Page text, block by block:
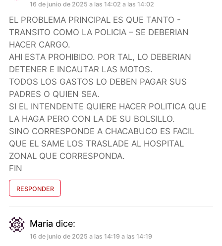
16 de junio de 2025 a las 14:02 a las 14:02
EL PROBLEMA PRINCIPAL ES QUE TANTO -
TRANSITO COMO LA POLICIA – SE DEBERIAN
HACER CARGO.
AHI ESTA PROHIBIDO. POR TAL, LO DEBERIAN
DETENER E INCAUTAR LAS MOTOS.
TODOS LOS GASTOS LO DEBEN PAGAR SUS
PADRES O QUIEN SEA.
SI EL INTENDENTE QUIERE HACER POLITICA QUE
LA HAGA PERO CON LA DE SU BOLSILLO.
SINO CORRESPONDE A CHACABUCO ES FACIL
QUE EL SAME LOS TRASLADE AL HOSPITAL
ZONAL QUE CORRESPONDA.
FIN
RESPONDER
Maria dice:
16 de junio de 2025 a las 14:19 a las 14:19